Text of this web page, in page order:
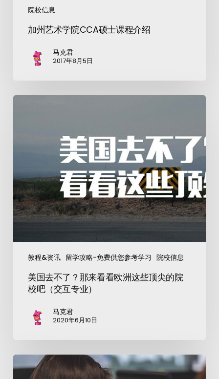
院校信息
加州艺术学院CCA硕士课程介绍
马克君
2017年8月5日
教程&资讯 留学攻略-免费供您参考学习 院校信息
美国去不了？那来看看欧洲这些顶尖的院
校吧（交互专业）
马克君
2020年6月10日